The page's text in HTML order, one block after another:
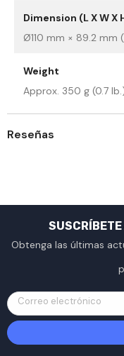
Dimension (L X W X
Ø110 mm × 89.2 mm
Weight
Approx. 350 g (0.7
Reseñas
SUSCRÍBETE
Obtenga las últimas
Correo electrónico